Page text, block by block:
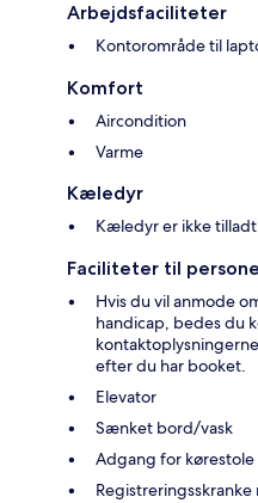
Arbejdsfaciliteter
Kontorområde til
Komfort
Aircondition
Varme
Kæledyr
Kæledyr er ikke tilladt
Faciliteter til
Hvis du vil anmode
handicap, bedes du
efter du har booket.
Elevator
Sænket bord/vask
Adgang for kørestole